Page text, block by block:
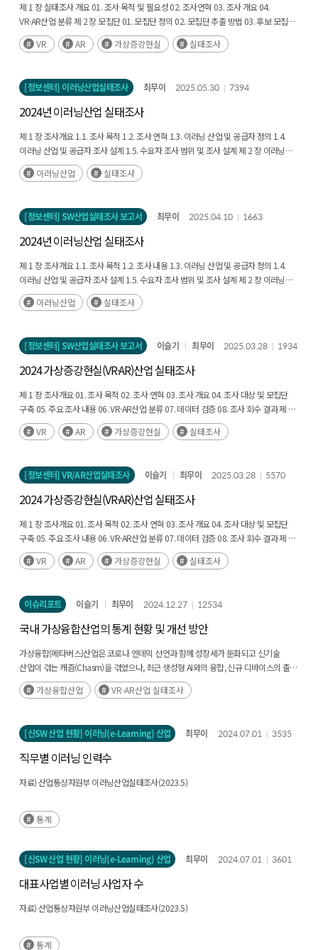
제 1 장 실태조사 개요 01. 조사 목적 및 필요성 02. 조사연혁 03. 조사 개요 04.
VR·AR산업 분류 제 2 장 모집단 01. 모집단 정의 02. 모집단 추출 방법 03. 후보 모집단
수집 04. 모집단 추출 결과 제 3 장 조사표 01. 조사항목 제 3 장 이상치 기업 등 데이터
검증 방안 01. 이상치 기업 파악 02. 검증방안-2차 자료를 통한 검증 03. 항목무응답
VR AR 가상증강현실 실태조사
[정보센터] 이러닝산업실태조사 최무이 2025.05.30 7394
2024년 이러닝산업 실태조사
제 1 장 조사개요 1.1. 조사 목적 1.2. 조사 연혁 1.3. 이러닝 산업 및 공급자 정의 1.4.
이러닝 산업 및 공급자 조사 설계 1.5. 수요자 조사 범위 및 조사 설계 제 2 장 이러닝
공급시장 현황 2.1. 이러닝 사업체 수 2.2. 이러닝 공급시장 규모 2.3. 이러닝 인력 현황
2.4. 이러닝 해외진출 현황 2.5. 이러닝 교육대상별 매출 비중 2.6. 기술표준 적용현황
경영상 애로사항 2.10. 인공지능(AI) 디지털 교과서 개발 여부 제 3 장 이러닝 수요시장
현황 3.1. 개인 이러닝 이용 현황 3.2. 사업체 이러닝 도입현황 3.3. 정규교육기관
이러닝 도입현황 3.4. 정부/공공기관 이러닝 도입현황
이러닝산업 실태조사
[정보센터] SW산업실태조사 보고서 최무이 2025.04.10 1663
2024년 이러닝산업 실태조사
제 1 장 조사개요 1.1. 조사 목적 1.2. 조사 내용 1.3. 이러닝 산업 및 공급자 정의 1.4.
이러닝 산업 및 공급자 조사 설계 1.5. 수요자 조사 범위 및 조사 설계 제 2 장 이러닝
공급시장 현황 2.1. 이러닝 사업체 수 2.2. 이러닝 공급시장 규모 2.3. 이러닝 인력 현황
2.4. 이러닝 해외진출 현황 2.5. 이러닝 교육대상별 매출 비중 2.6. 기술표준 적용현황
경영상 애로사항 2.10. 인공지능(AI) 디지털 교과서 개발 여부 제 3 장 이러닝 수요시장
현황 3.1. 개인 이러닝 이용 현황 3.2. 사업체 이러닝 도입현황 3.3. 정규교육기관
이러닝 도입현황 3.4. 정부/공공기관 이러닝 도입현황
이러닝산업 실태조사
[정보센터] SW산업실태조사 보고서 이슬기 최무이 2025.03.28 1934
2024 가상증강현실(VR·AR)산업 실태조사
제 1 장 조사개요 01. 조사 목적 02. 조사 연혁 03. 조사 개요 04. 조사 대상 및 모집단
구축 05. 주요 조사 내용 06. VR·AR산업 분류 07. 데이터 검증 08. 조사 회수 결과 제 2
장 조사결과 01. 응답기업 일반현황 02. 기업현황 03. 매출&판매 04. 수출 05. 인력
현황 06. 산업 현황 07. R&D 현황 제 3 장 부록 01. 용어해설 02. VR·AR산업 분류체계VR AR 가상증강현실 실태조사
[정보센터] VR/AR산업실태조사 이슬기 최무이 2025.03.28 5570
2024 가상증강현실(VR·AR)산업 실태조사
제 1 장 조사개요 01. 조사 목적 02. 조사 연혁 03. 조사 개요 04. 조사 대상 및 모집단
구축 05. 주요 조사 내용 06. VR·AR산업 분류 07. 데이터 검증 08. 조사 회수 결과 제 2
장 조사결과 01. 응답기업 일반현황 02. 기업현황 03. 매출&판매 04. 수출 05. 인력
현황 06. 산업 현황 07. R&D 현황 제 3 장 부록 01. 용어해설 02. VR·AR산업 분류체계
VR AR 가상증강현실 실태조사
이슈리포트 이슬기 최무이 2024.12.27 12534
국내 가상융합산업의 통계 현황 및 개선 방안
가상융합(메타버스)산업은 코로나 엔데믹 선언과 함께 성장세가 둔화되고 신기술
산업이 겪는 캐즘(Chasm)을 겪었으나, 최근 생성형 AI와의 융합, 신규 디바이스의 출현
등 점진적 혁신을 지속하고 있다. 글로벌 리서치 업체들은 여전히 가상융합산업 시장의
성장을 긍정적으로 전망하고 있으며, 한국은 주목해야 하는 국가 중 하나로 제시하였다.
진흥법」 제정·시행, 가상융합산업 진흥 기본계획 수립 착수 등 적극적인 지원체계
마련 중이다. 가상융합산업은 이제 막 시장이 태동하는 단계로, 불확실한 신시장
환경에서 실효성 있는 산업 육성 정책 수립을 위해서는 산업 수요에 기반한 기초자료
생산이 필수적이다. 미래 국가 혁신성장을 견인하고 복잡한 산업 생태계 육성을
위해서는 데이터 기반으로 과학적 의사결정 할 수 있는 증거 기반 정책 수립이 중요하기
추진체계 마련을 위한 필요사항으로 실태조사를 명시하고 있다. 본고는 국내·외
가상융합산업 현황, 국내 가상융합산업 관련 통계 현황과 한계점을 살펴보고, 향후
가상융합산업 현황을 살펴보고, 국내 가상융합산업 관련 통계 현황 비교를 실시하였다.
이 과정에서 국내 가상융합산업과 관련된 유일한 승인통계인 가상증강현실(VR·AR)
산업 실태조사를 기준으로 한계점을 파악하고, 실태조사가 가상융합산업 진흥을 위한
Summary Although the metaverse industry experienced a growth slowdown
innovations such as generative AI integration and new device launches. Global
가상융합산업 VR·AR산업 실태조사
[신SW 산업 현황] 이러닝(e-Learning) 산업 최무이 2024.07.01 3535
직무별 이러닝 인력수
자료) 산업통상자원부 이러닝산업실태조사(2023.5)
통계
[신SW 산업 현황] 이러닝(e-Learning) 산업 최무이 2024.07.01 3601
대표사업별 이러닝 사업자 수
자료) 산업통상자원부 이러닝산업실태조사(2023.5)
통계